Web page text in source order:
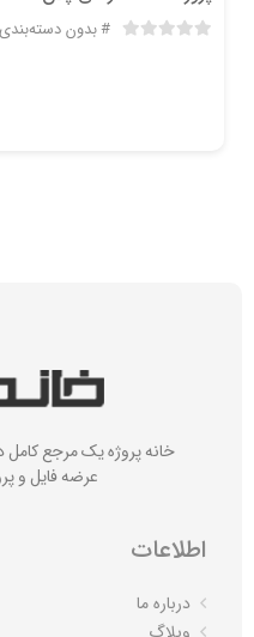
بدون دسته‌بندی
خانه پروژه یک مرجع کامل
عرضه فایل و
اطلاعات
درباره ما